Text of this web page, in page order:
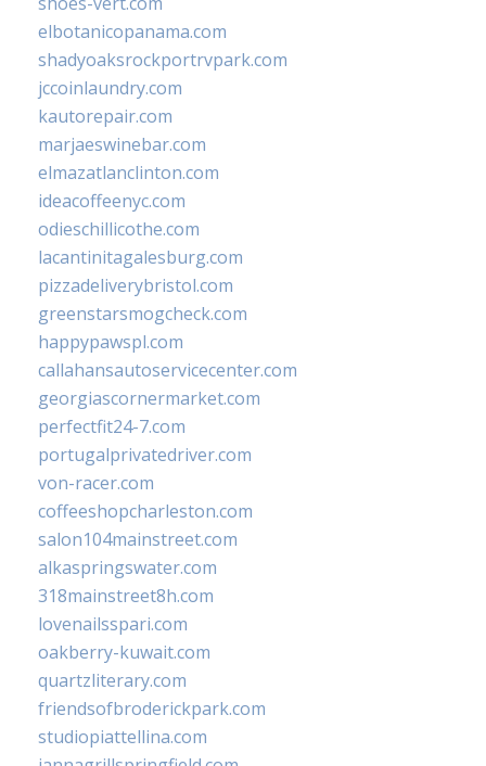
elbotanicopanama.com
shadyoaksrockportrvpark.com
jccoinlaundry.com
kautorepair.com
marjaeswinebar.com
elmazatlanclinton.com
ideacoffeenyc.com
odieschillicothe.com
lacantinitagalesburg.com
pizzadeliverybristol.com
greenstarsmogcheck.com
happypawspl.com
callahansautoservicecenter.com
georgiascornermarket.com
perfectfit24-7.com
portugalprivatedriver.com
von-racer.com
coffeeshopcharleston.com
salon104mainstreet.com
alkaspringswater.com
318mainstreet8h.com
lovenailsspari.com
oakberry-kuwait.com
quartzliterary.com
friendsofbroderickpark.com
studiopiattellina.com